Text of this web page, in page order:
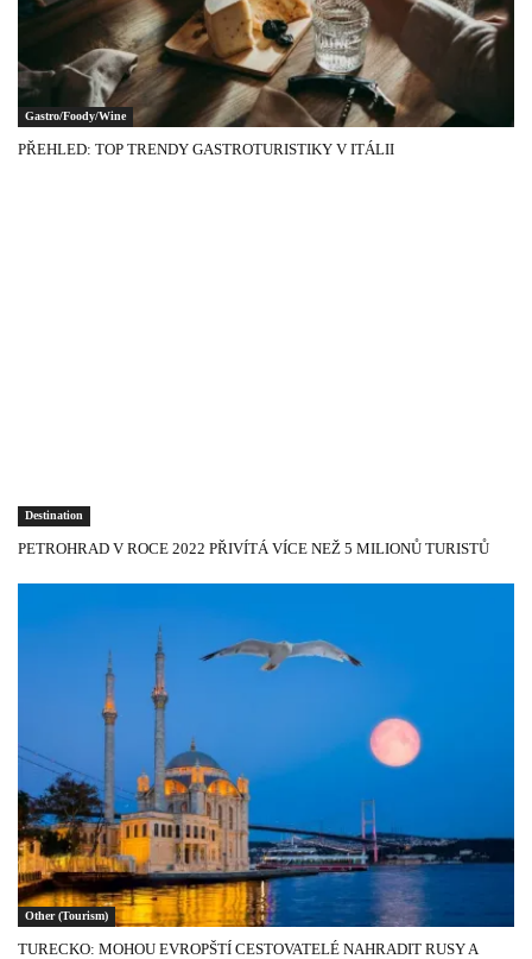
Gastro/Foody/Wine
PŘEHLED: TOP TRENDY GASTROTURISTIKY V ITÁLII
Destination
PETROHRAD V ROCE 2022 PŘIVÍTÁ VÍCE NEŽ 5 MILIONŮ TURISTŮ
Other (Tourism)
TURECKO: MOHOU EVROPŠTÍ CESTOVATELÉ NAHRADIT RUSY A